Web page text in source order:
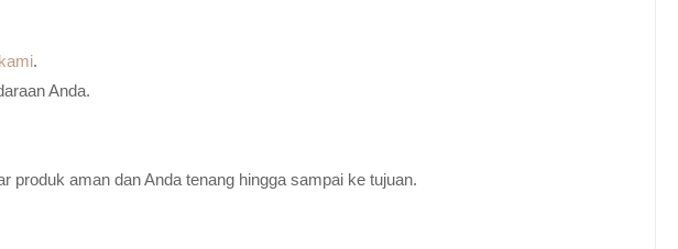
.
Anda.
aman dan Anda tenang hingga sampai ke tujuan.